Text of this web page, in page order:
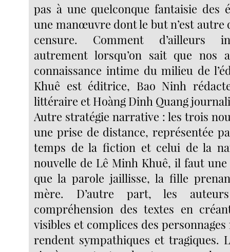
pas à une quelconque fantaisie des
une manœuvre dont le but n’est autre
censure. Comment d’ailleurs
autrement lorsqu’on sait que nos
connaissance intime du milieu de
Khuê est éditrice, Bao Ninh
littéraire et Hoàng Dinh Quang
Autre stratégie narrative : les trois
une prise de distance, représentée
temps de la fiction et celui de la
nouvelle de Lê Minh Khuê, il faut
que la parole jaillisse, la fille
mère. D’autre part, les
compréhension des textes en
visibles et complices des
rendent sympathiques et tragiques.